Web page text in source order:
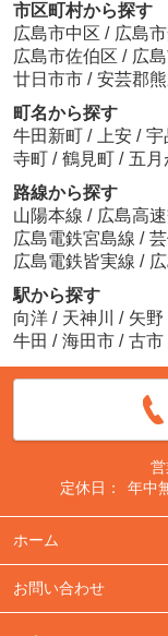
市区町村から探す
広島市中区 / 広島
広島市佐伯区 / 広
廿日市市 / 安芸郡
町名から探す
牛田新町 / 上安 / 宇
寺町 / 鶴見町 / 五月
路線から探す
山陽本線 / 広島高
広島電鉄宮島線 /
広島電鉄皆実線 /
駅から探す
向洋 / 天神川 / 矢野
牛田 / 海田市 / 古市
営
定休日：
年中
ホーム
お問い合わせ